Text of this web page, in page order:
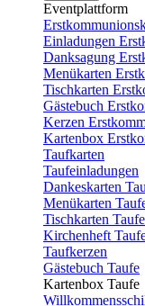
Eventplattform
Einladungen
Danksagung
Menükarten
Tischkarten
Gästebuch
Kerzen
Kartenbox
Taufkarten
Taufeinladungen
Dankeskarten
Menükarten
Tischkarten Taufe
Kirchenheft
Taufkerzen
Gästebuch Taufe
Kartenbox Taufe